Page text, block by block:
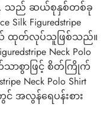
Ltd. သည် ဆယ်စုနှစ်တစ်ခု
Figuredstripe
နယ် ထုတ်လုပ်သူဖြစ်သည်။
Neck Polo
ာစွာဖြင့် စိတ်ကြိုက်
Neck Polo Shirt
အလွန်ရေပန်းစား